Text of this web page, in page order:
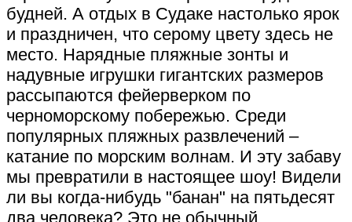
будней. А отдых в Судаке настолько ярок
и праздничен, что серому цвету здесь не
место. Нарядные пляжные зонты и
надувные игрушки гигантских размеров
рассыпаются фейерверком по
черноморскому побережью. Среди
популярных пляжных развлечений –
катание по морским волнам. И эту забаву
мы превратили в настоящее шоу! Видели
ли вы когда-нибудь "банан" на пятьдесят
два человека? Это не обычный